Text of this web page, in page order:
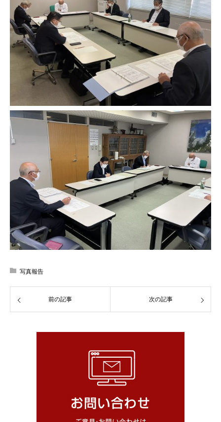
写真報告
前の記事 次の記事